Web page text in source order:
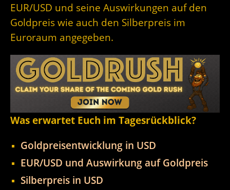
EUR/USD und seine Auswirkungen auf den
Goldpreis wie auch den Silberpreis im
Euroraum angegeben.
Was erwartet Euch im Tagesrückblick?
Goldpreisentwicklung in USD
EUR/USD und Auswirkung auf Goldpreis
Silberpreis in USD